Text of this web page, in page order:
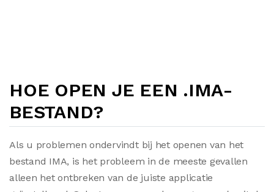
HOE OPEN JE EEN .IMA-
BESTAND?
Als u problemen ondervindt bij het openen van het
bestand IMA, is het probleem in de meeste gevallen
alleen het ontbreken van de juiste applicatie